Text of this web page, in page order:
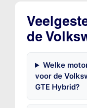
de
Welke
voor de
GTE Hybrid?